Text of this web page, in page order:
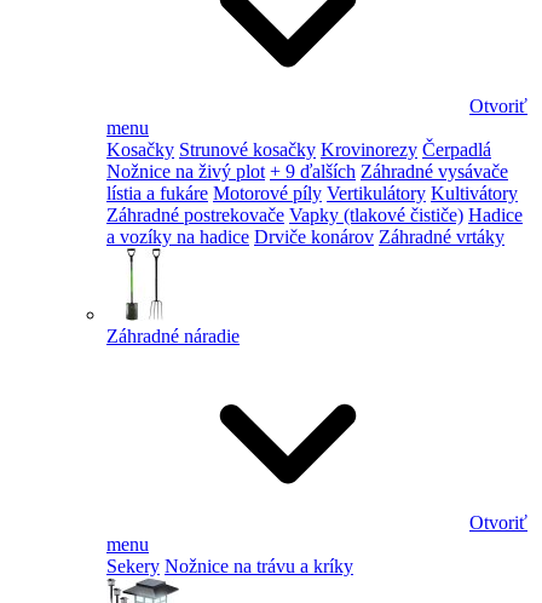
Otvoriť
menu
Kosačky Strunové kosačky Krovinorezy Čerpadlá
Nožnice na živý plot + 9 ďalších Záhradné vysávače
lístia a fukáre Motorové píly Vertikulátory Kultivátory
Záhradné postrekovače Vapky (tlakové čističe) Hadice
a vozíky na hadice Drviče konárov Záhradné vrtáky
Záhradné náradie
Otvoriť
menu
Sekery Nožnice na trávu a kríky